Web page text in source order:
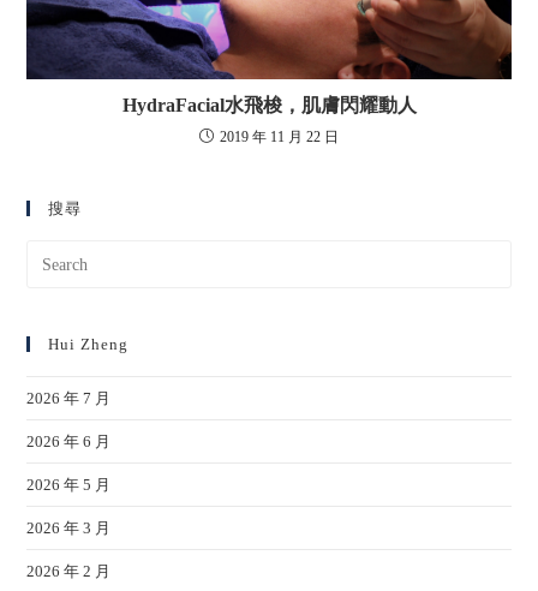
HydraFacial水飛梭，肌膚閃耀動人
2019 年 11 月 22 日
搜尋
Hui Zheng
2026 年 7 月
2026 年 6 月
2026 年 5 月
2026 年 3 月
2026 年 2 月